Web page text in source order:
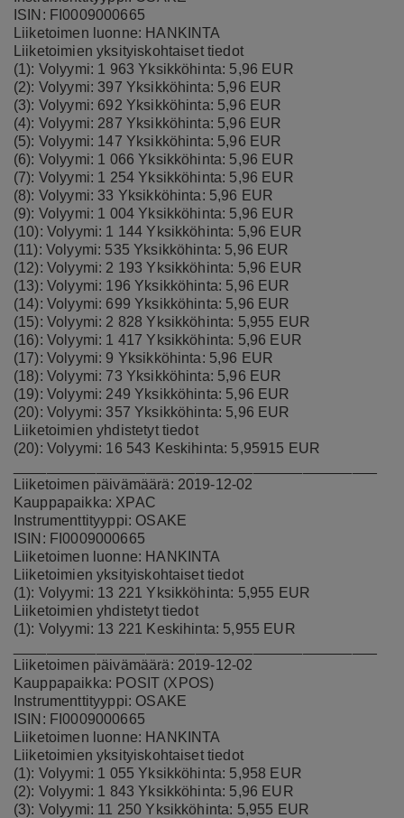
ISIN: FI0009000665
Liiketoimen luonne: HANKINTA
Liiketoimien yksityiskohtaiset tiedot
(1): Volyymi: 1 963 Yksikköhinta: 5,96 EUR
(2): Volyymi: 397 Yksikköhinta: 5,96 EUR
(3): Volyymi: 692 Yksikköhinta: 5,96 EUR
(4): Volyymi: 287 Yksikköhinta: 5,96 EUR
(5): Volyymi: 147 Yksikköhinta: 5,96 EUR
(6): Volyymi: 1 066 Yksikköhinta: 5,96 EUR
(7): Volyymi: 1 254 Yksikköhinta: 5,96 EUR
(8): Volyymi: 33 Yksikköhinta: 5,96 EUR
(9): Volyymi: 1 004 Yksikköhinta: 5,96 EUR
(10): Volyymi: 1 144 Yksikköhinta: 5,96 EUR
(11): Volyymi: 535 Yksikköhinta: 5,96 EUR
(12): Volyymi: 2 193 Yksikköhinta: 5,96 EUR
(13): Volyymi: 196 Yksikköhinta: 5,96 EUR
(14): Volyymi: 699 Yksikköhinta: 5,96 EUR
(15): Volyymi: 2 828 Yksikköhinta: 5,955 EUR
(16): Volyymi: 1 417 Yksikköhinta: 5,96 EUR
(17): Volyymi: 9 Yksikköhinta: 5,96 EUR
(18): Volyymi: 73 Yksikköhinta: 5,96 EUR
(19): Volyymi: 249 Yksikköhinta: 5,96 EUR
(20): Volyymi: 357 Yksikköhinta: 5,96 EUR
Liiketoimien yhdistetyt tiedot
(20): Volyymi: 16 543 Keskihinta: 5,95915 EUR
Liiketoimen päivämäärä: 2019-12-02
Kauppapaikka: XPAC
Instrumenttityyppi: OSAKE
ISIN: FI0009000665
Liiketoimen luonne: HANKINTA
Liiketoimien yksityiskohtaiset tiedot
(1): Volyymi: 13 221 Yksikköhinta: 5,955 EUR
Liiketoimien yhdistetyt tiedot
(1): Volyymi: 13 221 Keskihinta: 5,955 EUR
Liiketoimen päivämäärä: 2019-12-02
Kauppapaikka: POSIT (XPOS)
Instrumenttityyppi: OSAKE
ISIN: FI0009000665
Liiketoimen luonne: HANKINTA
Liiketoimien yksityiskohtaiset tiedot
(1): Volyymi: 1 055 Yksikköhinta: 5,958 EUR
(2): Volyymi: 1 843 Yksikköhinta: 5,96 EUR
(3): Volyymi: 11 250 Yksikköhinta: 5,955 EUR